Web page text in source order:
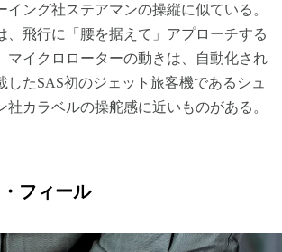
イング社ステアマンの操縦に似ている。
、飛行に「腰を据えて」アプローチする
マイクロローターの動きは、自動化され
したSAS初のジェット旅客機であるシュ
社カラベルの操舵感に近いものがある。
フィール